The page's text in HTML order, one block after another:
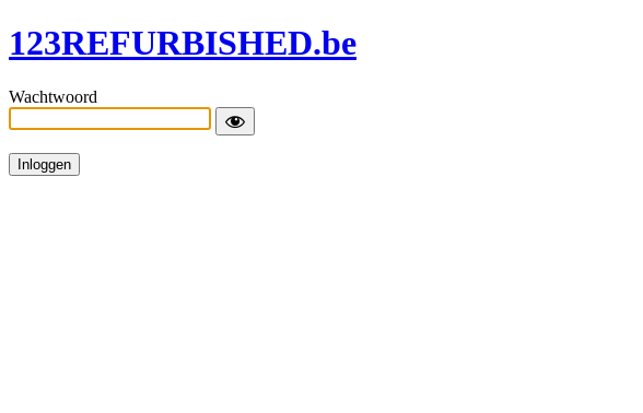
123REFURBISHED.be
Wachtwoord